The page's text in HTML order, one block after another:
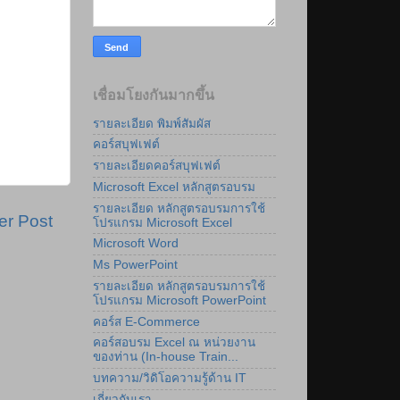
Post
เชื่อมโยงกันมากขึ้น
รายละเอียด พิมพ์สัมผัส
คอร์สบุฟเฟต์
รายละเอียดคอร์สบุฟเฟต์
Microsoft Excel หลักสูตรอบรม
รายละเอียด หลักสูตรอบรมการใช้
โปรแกรม Microsoft Excel
Microsoft Word
Ms PowerPoint
รายละเอียด หลักสูตรอบรมการใช้
โปรแกรม Microsoft PowerPoint
คอร์ส E-Commerce
คอร์สอบรม Excel ณ หน่วยงาน
ของท่าน (In-house Train...
บทความ/วิดิโอความรู้ด้าน IT